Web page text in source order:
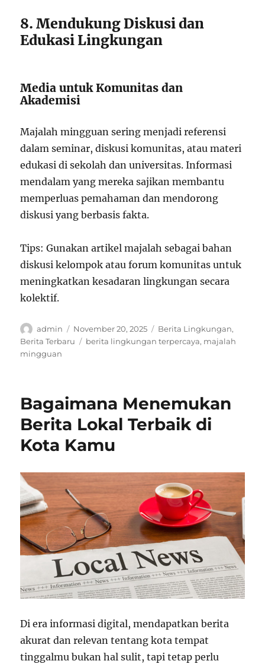
8. Mendukung Diskusi dan
Edukasi Lingkungan
Media untuk Komunitas dan
Akademisi
Majalah mingguan sering menjadi referensi
dalam seminar, diskusi komunitas, atau materi
edukasi di sekolah dan universitas. Informasi
mendalam yang mereka sajikan membantu
memperluas pemahaman dan mendorong
diskusi yang berbasis fakta.
Tips: Gunakan artikel majalah sebagai bahan
diskusi kelompok atau forum komunitas untuk
meningkatkan kesadaran lingkungan secara
kolektif.
Author
admin
Posted
on
November 20, 2025 Categories
Berita Lingkungan,
Berita Terbaru
Tags
berita lingkungan terpercaya, majalah
mingguan
Bagaimana Menemukan
Berita Lokal Terbaik di
Kota Kamu
Di era informasi digital, mendapatkan berita
akurat dan relevan tentang kota tempat
tinggalmu bukan hal sulit, tapi tetap perlu